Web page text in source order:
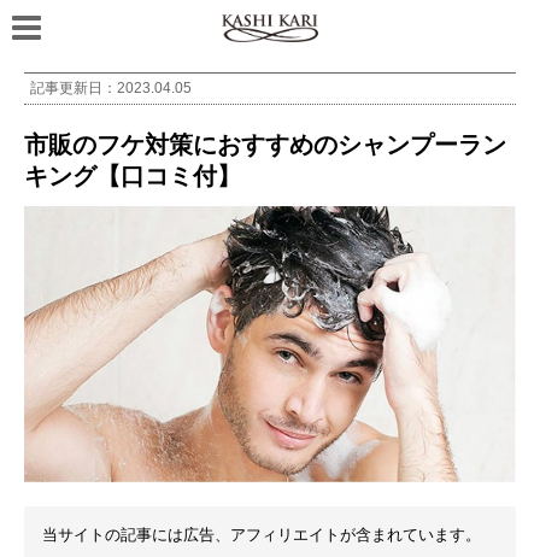
記事更新日： 2023.04.05
市販のフケ対策におすすめのシャンプーラン
キング【口コミ付】
当サイトの記事には広告、アフィリエイトが含まれています。